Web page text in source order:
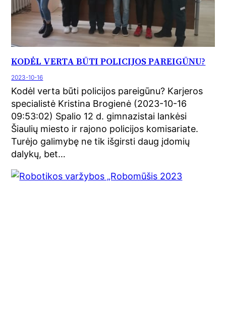
KODĖL VERTA BŪTI POLICIJOS PAREIGŪNU?
2023-10-16
Kodėl verta būti policijos pareigūnu? Karjeros
specialistė Kristina Brogienė (2023-10-16
09:53:02) Spalio 12 d. gimnazistai lankėsi
Šiaulių miesto ir rajono policijos komisariate.
Turėjo galimybę ne tik išgirsti daug įdomių
dalykų, bet…